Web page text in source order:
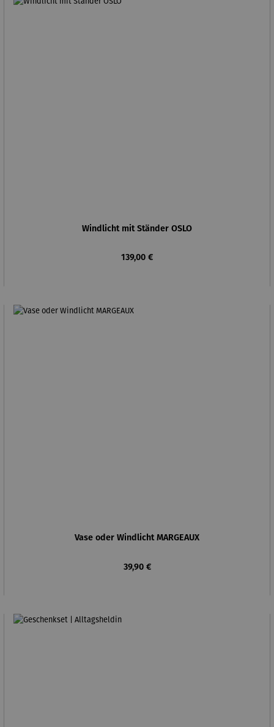
Windlicht mit Ständer OSLO
Regulärer Preis:
139,00 €
Vase oder Windlicht MARGEAUX
Regulärer Preis:
39,90 €